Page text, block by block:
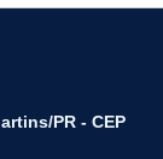
PR - CEP